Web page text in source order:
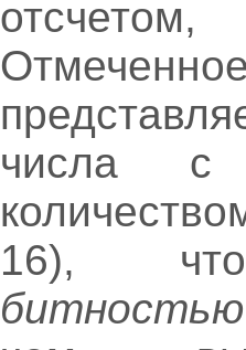
числа с
16), что
битностью